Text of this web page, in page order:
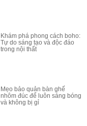
Khám phá phong cách boho:
Tự do sáng tạo và độc đáo
trong nội thất
Mẹo bảo quản bàn ghế
nhôm đúc để luôn sáng bóng
và không bị gỉ